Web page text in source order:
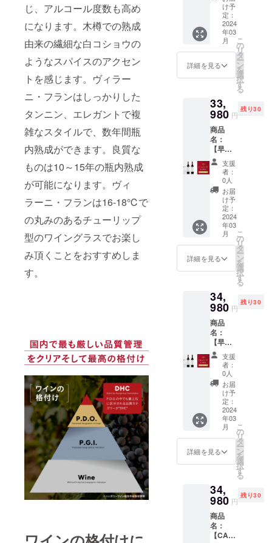
じ、アルコール度数も高め
になります。木樽での熟成
由来の繊細な白コショウの
ようなスパイスのアクセン
トを感じます。ヴィラー
ニ・フランはしっかりした
タンニン、エレガントで複
雑なスタイルで、数年間瓶
内熟成ができます。良質な
ものは10～15年の瓶内熟成
が可能になります。ヴィ
ラーニ・フランは16-18℃で
の丸みのあるチューリップ
型のワイングラスでお楽し
み頂くことをおすすめしま
す。
れ、そ
の後さ
らに
12ヶ月
大樽に
移され
ます。
このワ
良い天
候に恵
まれ、
細心の
注意を
払って
作られ
まし
た。フ
ルボ
ディで
しっか
りとし
たタン
ニンが
あり、
素晴ら
しいポ
テン
を持っ
ていま
す。カ
シスと
プラム
のフ
レッ
シュで
ありな
がらも
成熟し
たアロ
マが感
じら
れ、味
わいに
はベ
リーと
チョコ
が感じ
られま
す。 ぶ
どう品
種：メ
ルロー
れるフ
ルボ
ディー
のワイ
ンで
どう品
種：カ
ネ・フ
ラン タ
イプ：
赤 辛
口 アル
コール
度数：
14.33%
内容
量：
750ml
【ボッ
ク・シ
ラー
2019】
商品説
明：ボ
コルの
ぶどう
で収穫
量を制
限した
特別な
シラー
から造
られて
いま
す。発
酵後、
新しい
オーク
樽で
18ヶ月
熟成し
まし
た。ほ
んのり
黒みを
ガー
ネット
レッド
の色調
が特徴
で、香
りには
熟した
チェ
リーと
ブラッ
リーが
干しフ
マと共
に現れ
ます。
味わい
には果
物の他
にチョ
コレー
トとタ
バコの
ニュア
ンスが
感じら
れるフ
ルボ
のワイ
ンで
どう品
種：カ
ベル
ネ・フ
ラン タ
イプ：
赤 辛
口 アル
コール
度数：
14.33%
内容
量：
750ml
【ボッ
ク・メ
ルロー
スペ
シャル
ブ
2015】
商品説
明：ウ
ルド
ガー
ツ、ミ
ントが
感じら
れ、新
しいに
チョコ
レート
ニュア
ンスが
アクセ
ントと
して効
いてい
ます。
ぶどう
品種：
シラー
100%
タイ
プ：
赤 辛
口 アル
度数：
15.08%
750ml
【ボッ
ク・メ
ルロー
スペ
シャル
リザー
2015】
商品説
明：ウ
ルド
ガー
ロック
のぶど
厳選さ
れたメ
から造
られて
いま
す。発
酵後、
ワイン
ジのぶ
どう畑
で生産
され、
収穫量
を制限
したカ
作られ
たワイ
ン。こ
ちらの
カベル
ネ・フ
ランの
ワイン
は、卓
越した
年のみ
造られ
ます。
発酵
後、新
リック
樽で
れま
す。
ガー
ネット
レッド
の色調
で、香
りには
熟した
チェ
リーと
ブラッ
クベ
リーが
干しフ
のアロ
マと共
味わい
には果
物の他
にチョ
コレー
38,980
→32,98
（6,000
円引
き）
ラー
ニ・フ
ラン・
フェケ
テ・ヘ
ジ・セ
レク
ション
2016】
商品説
明：
フェケ
テ・ヘ
ジのぶ
どう畑
で生産
され、
ベル
ネ・フ
ランで
作られ
たワイ
ン。こ
ちらの
カベル
ネ・フ
ランの
ワイン
は、卓
越した
年のみ
造られ
発酵
後、新
樽で
24ヶ月
熟成さ
れま
す。
ガー
F】ボッ
ク・シ
ラー
2019、
ボッ
ク・メ
ルロー
スペ
シャル
ブ2015
価格：
36,980
円
→32,98
0円
（4,000
円引
き）
【ボッ
ク・シ
ラー
2019】
商品説
明：ボ
コルの
ぶどう
限した
特別な
シラー
から造
られて
いま
す。発
酵後、
新しい
オーク
樽で
18ヶ月
熟成し
まし
た。ほ
んのり
黒みを
レッド
の色調
が特徴
で、香
りには
甘いス
け予
定：
2024
年03
月
詳細を見る
こ
の
リ
タ
ー
ン
を
選
択
す
る
33,
980 円
残り30
商品
名：
【早
割・30
名限
定・
11%OF
F】ボッ
ク・
ヴィ
ラー
ニ・フ
ラン・
フェケ
テ・ヘ
ジ・セ
ション
2016、
ボッ
ク・シ
ラー
2019 価
格：
37,980
→33,98
（4,000
円引
き）
【ボッ
ク・
ヴィ
フェケ
テ・ヘ
ジ・セ
レク
ション
2016】
支援
者：
0人
お届
け予
定：
2024
年03
月
詳細を見る
こ
の
リ
タ
ー
ン
を
選
択
す
る
34,
980 円
残り30
商品
名：
【早
割・30
名限
定・
10%OF
F】ボッ
ク・
ヴィ
ラー
ニ・フ
ラン・
フェケ
テ・ヘ
ジ・セ
ション
2016、
ボッ
ク・メ
ルロー
スペ
支援
者：
0人
お届
け予
定：
2024
年03
月
詳細を見る
こ
の
リ
タ
ー
ン
を
選
択
す
る
34,
980 円
残り30
商品
名：
【CAM